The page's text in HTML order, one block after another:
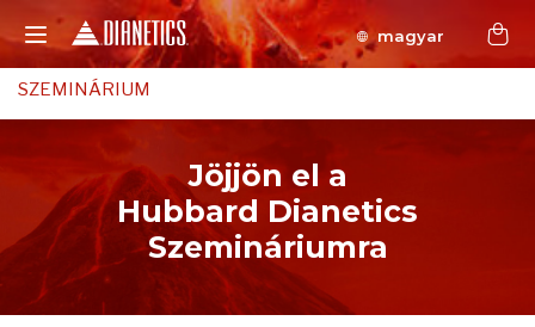
magyar
SZEMINÁRIUM
Jöjjön el a
Hubbard Dianetics
Szemináriumra